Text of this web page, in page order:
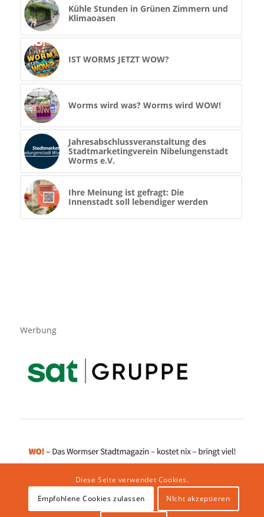
Kühle Stunden in Grünen Zimmern und
Klimaoasen
IST WORMS JETZT WOW?
Worms wird was? Worms wird WOW!
Jahresabschlussveranstaltung des
Stadtmarketingverein Nibelungenstadt
Worms e.V.
Ihre Meinung ist gefragt: Die
Innenstadt soll lebendiger werden
Werbung
Impressum|Datenschutzerklärung|Website von klicklabor.de |
Diese Seite verwendet Cookies.
Empfohlene Cookies zulassen
NIcht akzeptieren